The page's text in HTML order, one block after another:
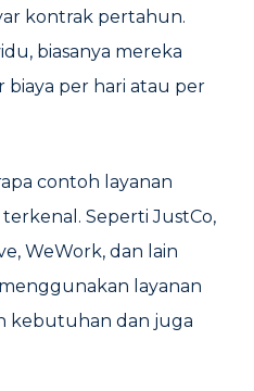
kontrak pertahun.
biasanya mereka
biaya per hari atau per
contoh layanan
Seperti JustCo,
WeWork, dan lain
layanan
kebutuhan dan juga